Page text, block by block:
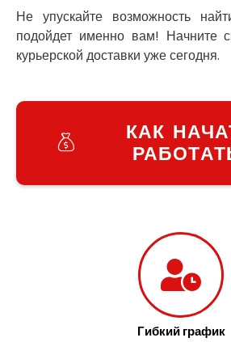
Не упускайте возможность
подойдет именно вам! Начните
курьерской доставки уже сегодня.
КАК
Гибкий график
Южноукраинск
Запорожье
Заречаны
Зазимье
Желтые Воды
Змиев
Звенигородка